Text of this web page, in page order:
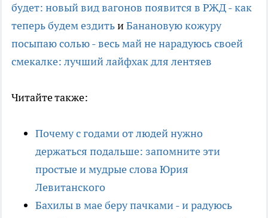
будет: новый вид вагонов появится в РЖД - как
теперь будем ездитьиБанановую кожуру
посыпаю солью - весь май не нарадуюсь своей
смекалке: лучший лайфхак для лентяев
Читайте также:
Почему с годами от людей нужно
держаться подальше: запомните эти
простые и мудрые слова Юрия
Левитанского
Бахилы в мае беру пачками - и радуюсь